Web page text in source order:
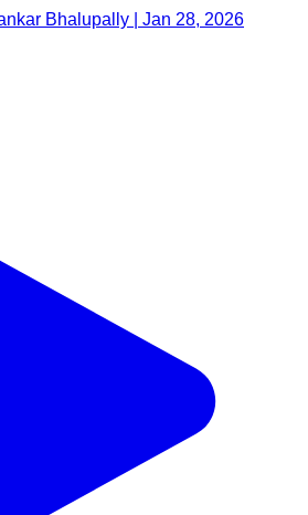
Bhalupally | Jan 28, 2026